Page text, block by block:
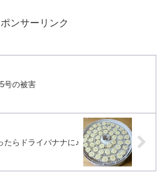
ンサーリンク
号の被害
たらドライバナナに♪